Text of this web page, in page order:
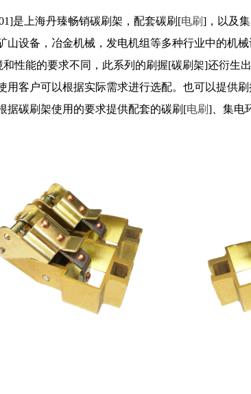
是上海丹臻畅销碳刷架，配套碳刷[电刷]，以及
山设备，冶金机械，发电机组等多种行业中的机械
性能的要求不同，此系列的刷握[碳刷架]还衍生
用客户可以根据实际需求进行选配。也可以提供
据碳刷架使用的要求提供配套的碳刷[电刷]、集电